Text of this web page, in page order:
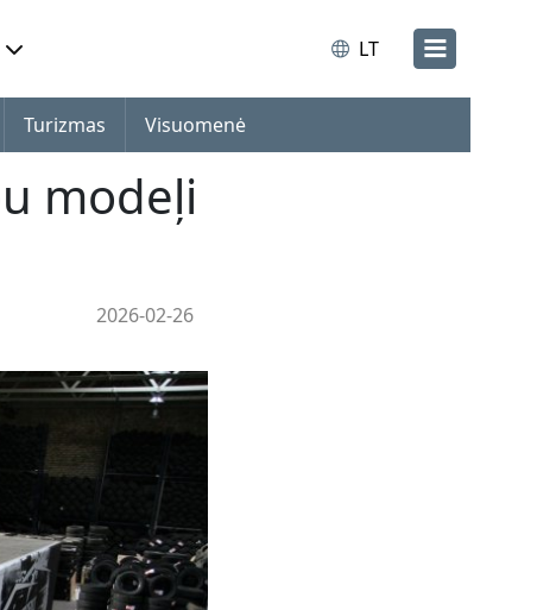
LT
Turizmas Visuomenė
modeļi
2026-02-26